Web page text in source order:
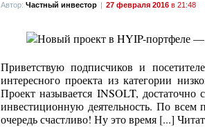
Автор: Частный инвестор | 27 февраля 2016 в 21:48
Приветствую подписчиков и
интересного проекта из категории
Проект называется INSOLT,
инвестиционную деятельность. По
очередь счастливо! Ну это время [...]